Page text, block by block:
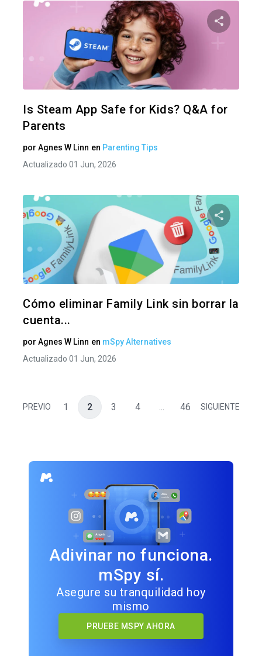
Is Steam App Safe for Kids? Q&A for
Parents
por Agnes W Linn en Parenting Tips
Actualizado 01 Jun, 2026
Cómo eliminar Family Link sin borrar la
cuenta...
por Agnes W Linn en mSpy Alternatives
Actualizado 01 Jun, 2026
PREVIO 1 2 3 4 ... 46 SIGUIENTE
Adivinar no funciona.
mSpy sí.
Asegure su tranquilidad hoy
mismo
PRUEBE MSPY AHORA